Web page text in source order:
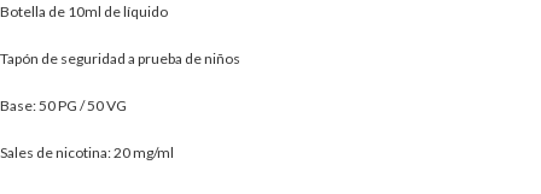
Botella de 10ml de líquido
Tapón de seguridad a prueba de niños
Base: 50 PG / 50 VG
Sales de nicotina: 20 mg/ml